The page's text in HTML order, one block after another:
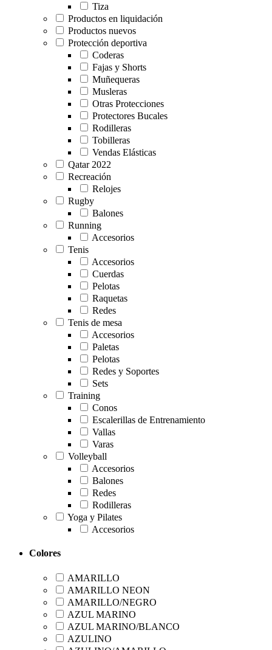
Tiza
Productos en liquidación
Productos nuevos
Protección deportiva
Coderas
Fajas y Shorts
Muñequeras
Musleras
Otras Protecciones
Protectores Bucales
Rodilleras
Tobilleras
Vendas Elásticas
Qatar 2022
Recreación
Relojes
Rugby
Balones
Running
Accesorios
Tenis
Accesorios
Cuerdas
Pelotas
Raquetas
Redes
Tenis de mesa
Accesorios
Paletas
Pelotas
Redes y Soportes
Sets
Training
Conos
Escalerillas de Entrenamiento
Vallas
Varas
Volleyball
Accesorios
Balones
Redes
Rodilleras
Yoga y Pilates
Accesorios
Colores
AMARILLO
AMARILLO NEON
AMARILLO/NEGRO
AZUL MARINO
AZUL MARINO/BLANCO
AZULINO